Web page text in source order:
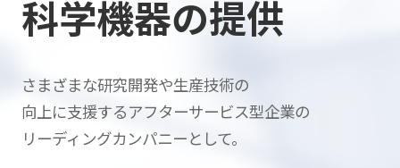
科学機器の提供
さまざまな研究開発や生産技術の
向上に支援するアフターサービス型企業の
リーディングカンパニーとして。